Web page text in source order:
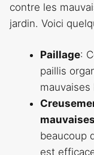
contre les
jardin. Voici
Paillage:
paillis
beaucoup
est